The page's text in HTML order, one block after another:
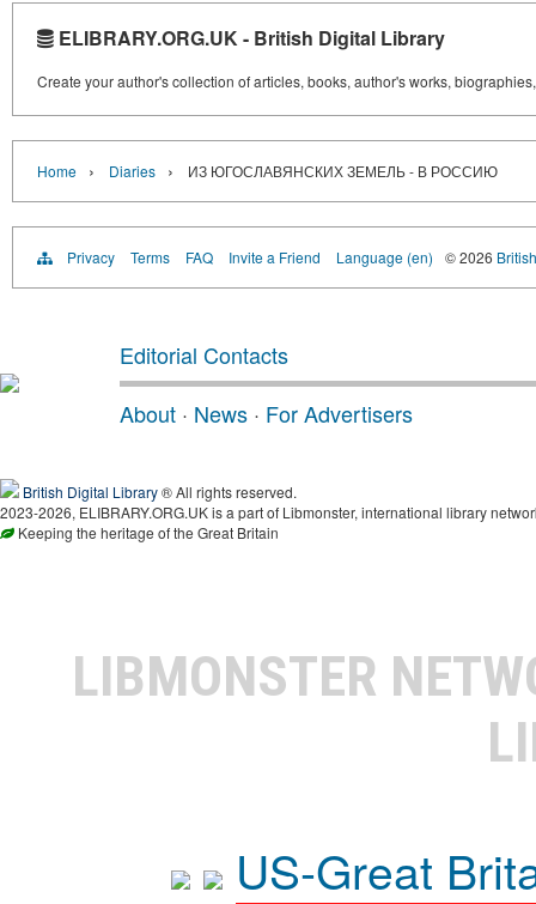
ELIBRARY.ORG.UK - British Digital Library
Create your author's collection of articles, books, author's works,
Home › Diaries › ИЗ ЮГОСЛАВЯНСКИХ ЗЕМЕЛЬ - В РОССИЮ
Privacy Terms FAQ Invite a Friend Language (en) © 2026
Editorial Contacts
About · News · For Advertisers
British Digital Library® All rights reserved.
2023-2026, ELIBRARY.ORG.UK is a part of Libmonster, international library
Keeping the heritage of the Great Britain
LIBMONSTER
US-Great